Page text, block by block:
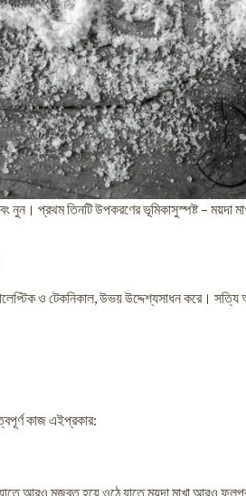
নুন। প্রথম তিনটি উপকরণের ভূমিকাসুস্পষ্ট –
ও টেকনিকাল, উভয় উদ্দেশ্যসাধন করে। সত্যি
কাজ এইপ্রকার:
আরও মজবুত হয়ে ওঠে যাতে ময়দা মাখা আরও